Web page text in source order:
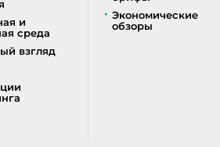
и
среда
взгляд
Экономические
обзоры